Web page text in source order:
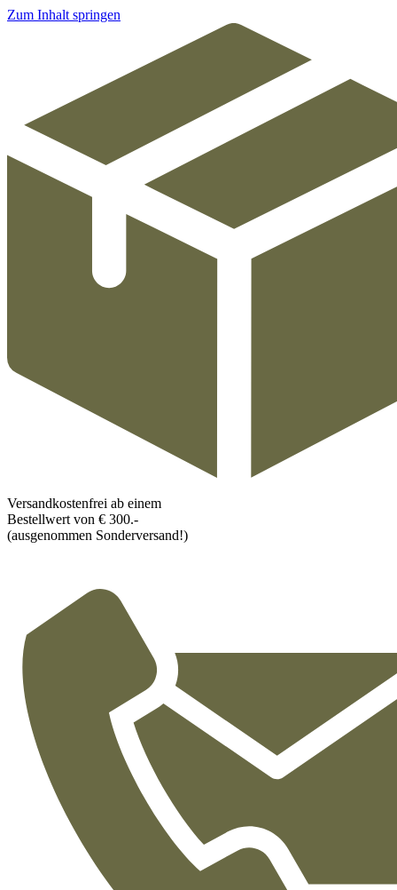
Zum Inhalt springen
Versandkostenfrei ab einem
Bestellwert von € 300.-
(ausgenommen Sonderversand!)